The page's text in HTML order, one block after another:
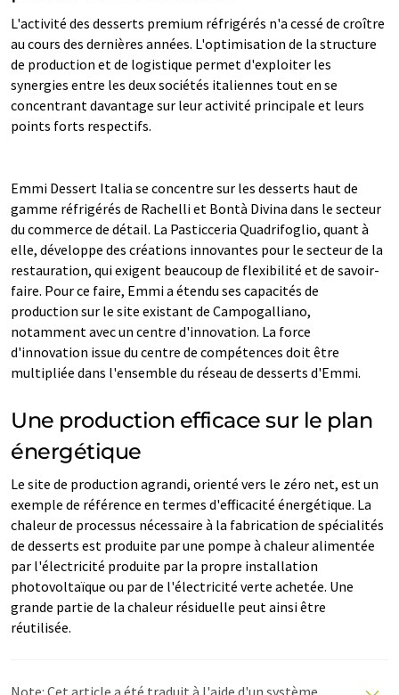
L'activité des desserts premium réfrigérés n'a cessé de croître
au cours des dernières années. L'optimisation de la structure
de production et de logistique permet d'exploiter les
synergies entre les deux sociétés italiennes tout en se
concentrant davantage sur leur activité principale et leurs
points forts respectifs.
Emmi Dessert Italia se concentre sur les desserts haut de
gamme réfrigérés de Rachelli et Bontà Divina dans le secteur
du commerce de détail. La Pasticceria Quadrifoglio, quant à
elle, développe des créations innovantes pour le secteur de la
restauration, qui exigent beaucoup de flexibilité et de savoir-
faire. Pour ce faire, Emmi a étendu ses capacités de
production sur le site existant de Campogalliano,
notamment avec un centre d'innovation. La force
d'innovation issue du centre de compétences doit être
multipliée dans l'ensemble du réseau de desserts d'Emmi.
Une production efficace sur le plan
énergétique
Le site de production agrandi, orienté vers le zéro net, est un
exemple de référence en termes d'efficacité énergétique. La
chaleur de processus nécessaire à la fabrication de spécialités
de desserts est produite par une pompe à chaleur alimentée
par l'électricité produite par la propre installation
photovoltaïque ou par de l'électricité verte achetée. Une
grande partie de la chaleur résiduelle peut ainsi être
réutilisée.
Note: Cet article a été traduit à l'aide d'un système